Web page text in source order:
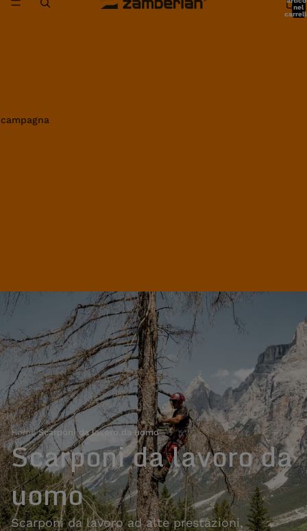
nel
Home›Scarponi da lavoro da uomo
Scarponi da lavoro da
uomo
Scarponi da lavoro ad alte prestazioni,